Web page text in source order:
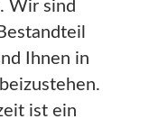
Wir sind
Ihnen in
ist ein